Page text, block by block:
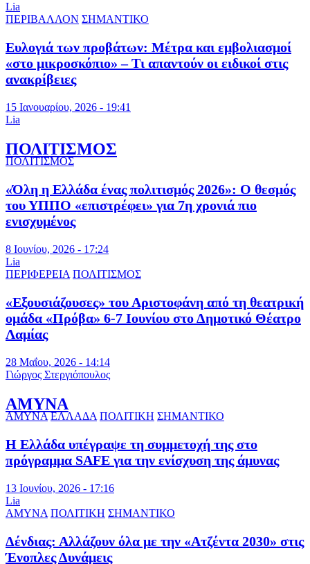
Lia
ΠΕΡΙΒΑΛΛΟΝ ΣΗΜΑΝΤΙΚΟ
Ευλογιά των προβάτων: Μέτρα και εμβολιασμοί
«στο μικροσκόπιο» – Τι απαντούν οι ειδικοί στις
ανακρίβειες
15 Ιανουαρίου, 2026 - 19:41
Lia
ΠΟΛΙΤΙΣΜΟΣ
ΠΟΛΙΤΙΣΜΟΣ
«Όλη η Ελλάδα ένας πολιτισμός 2026»: Ο θεσμός
του ΥΠΠΟ «επιστρέφει» για 7η χρονιά πιο
ενισχυμένος
8 Ιουνίου, 2026 - 17:24
Lia
ΠΕΡΙΦΕΡΕΙΑ ΠΟΛΙΤΙΣΜΟΣ
«Εξουσιάζουσες» του Αριστοφάνη από τη θεατρική
ομάδα «Πρόβα» 6-7 Ιουνίου στο Δημοτικό Θέατρο
Λαμίας
28 Μαΐου, 2026 - 14:14
Γιώργος Στεργιόπουλος
ΑΜΥΝΑ
ΑΜΥΝΑ ΕΛΛΑΔΑ ΠΟΛΙΤΙΚΗ ΣΗΜΑΝΤΙΚΟ
Η Ελλάδα υπέγραψε τη συμμετοχή της στο
πρόγραμμα SAFE για την ενίσχυση της άμυνας
13 Ιουνίου, 2026 - 17:16
Lia
ΑΜΥΝΑ ΠΟΛΙΤΙΚΗ ΣΗΜΑΝΤΙΚΟ
Δένδιας: Αλλάζουν όλα με την «Ατζέντα 2030» στις
Ένοπλες Δυνάμεις